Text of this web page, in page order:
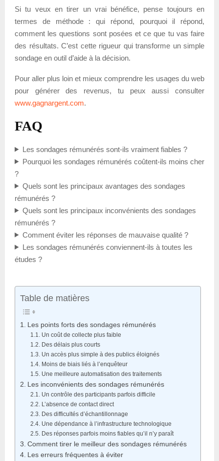
Si tu veux en tirer un vrai bénéfice, pense toujours en
termes de méthode : qui répond, pourquoi il répond,
comment les questions sont posées et ce que tu vas faire
des résultats. C’est cette rigueur qui transforme un simple
sondage en outil d’aide à la décision.
Pour aller plus loin et mieux comprendre les usages du web
pour générer des revenus, tu peux aussi consulter
www.gagnargent.com.
FAQ
Les sondages rémunérés sont-ils vraiment fiables ?
Pourquoi les sondages rémunérés coûtent-ils moins cher
?
Quels sont les principaux avantages des sondages
rémunérés ?
Quels sont les principaux inconvénients des sondages
rémunérés ?
Comment éviter les réponses de mauvaise qualité ?
Les sondages rémunérés conviennent-ils à toutes les
études ?
Table de matières
Les points forts des sondages rémunérés
Un coût de collecte plus faible
Des délais plus courts
Un accès plus simple à des publics éloignés
Moins de biais liés à l’enquêteur
Une meilleure automatisation des traitements
Les inconvénients des sondages rémunérés
Un contrôle des participants parfois difficile
L’absence de contact direct
Des difficultés d’échantillonnage
Une dépendance à l’infrastructure technologique
Des réponses parfois moins fiables qu’il n’y paraît
Comment tirer le meilleur des sondages rémunérés
Les erreurs fréquentes à éviter